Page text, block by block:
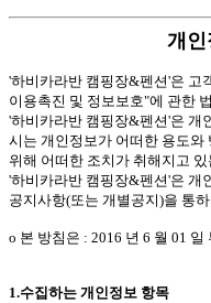
개인
'하비카라반 캠핑장&펜션'은 고
이용촉진 및 정보보호"에 관한
'하비카라반 캠핑장&펜션'은 개
시는 개인정보가 어떠한 용도와
위해 어떠한 조치가 취해지고
'하비카라반 캠핑장&펜션'은 개
공지사항(또는 개별공지)을 통
ο 본 방침은 : 2016 년 6 월 01 일
1.수집하는 개인정보 항목